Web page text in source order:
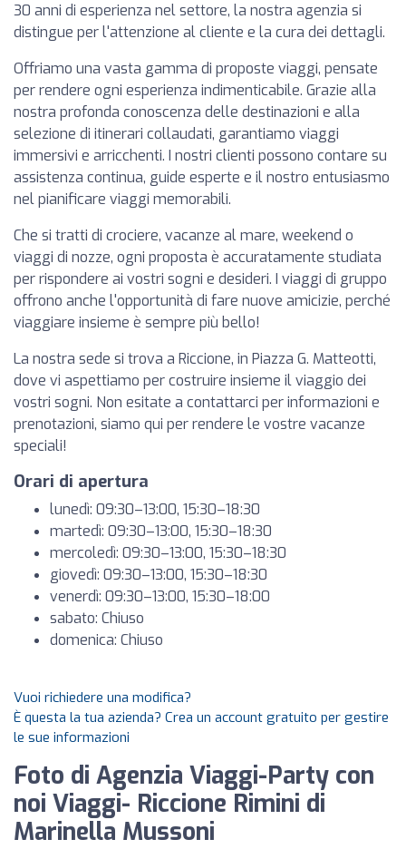
30 anni di esperienza nel settore, la nostra agenzia si
distingue per l'attenzione al cliente e la cura dei dettagli.
Offriamo una vasta gamma di proposte viaggi, pensate
per rendere ogni esperienza indimenticabile. Grazie alla
nostra profonda conoscenza delle destinazioni e alla
selezione di itinerari collaudati, garantiamo viaggi
immersivi e arricchenti. I nostri clienti possono contare su
assistenza continua, guide esperte e il nostro entusiasmo
nel pianificare viaggi memorabili.
Che si tratti di crociere, vacanze al mare, weekend o
viaggi di nozze, ogni proposta è accuratamente studiata
per rispondere ai vostri sogni e desideri. I viaggi di gruppo
offrono anche l'opportunità di fare nuove amicizie, perché
viaggiare insieme è sempre più bello!
La nostra sede si trova a Riccione, in Piazza G. Matteotti,
dove vi aspettiamo per costruire insieme il viaggio dei
vostri sogni. Non esitate a contattarci per informazioni e
prenotazioni, siamo qui per rendere le vostre vacanze
speciali!
Orari di apertura
lunedì: 09:30–13:00, 15:30–18:30
martedì: 09:30–13:00, 15:30–18:30
mercoledì: 09:30–13:00, 15:30–18:30
giovedì: 09:30–13:00, 15:30–18:30
venerdì: 09:30–13:00, 15:30–18:00
sabato: Chiuso
domenica: Chiuso
Vuoi richiedere una modifica?
È questa la tua azienda? Crea un account gratuito per gestire
le sue informazioni
Foto di Agenzia Viaggi-Party con
noi Viaggi- Riccione Rimini di
Marinella Mussoni